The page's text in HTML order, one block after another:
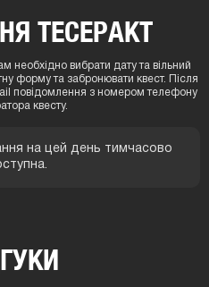
ТЕСЕРАКТ
необхідно вибрати дату та вільний
форму та забронювати квест. Після
повідомлення з номером телефону
квесту.
на цей день тимчасово